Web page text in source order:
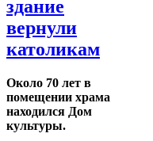
здание
вернули
католикам
Около 70 лет в
помещении храма
находился Дом
культуры.